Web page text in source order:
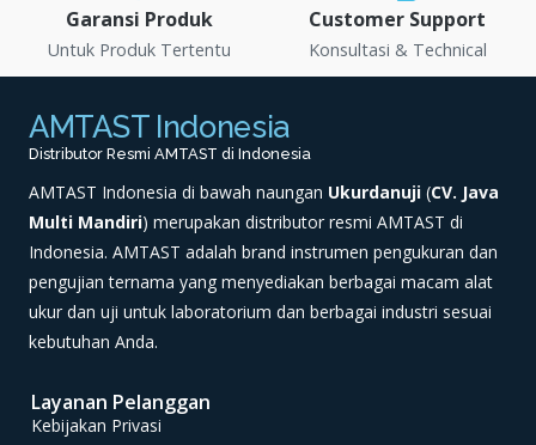
Garansi Produk
Untuk Produk Tertentu
Customer Support
Konsultasi & Technical
AMTAST Indonesia
Distributor Resmi AMTAST di Indonesia
AMTAST Indonesia di bawah naungan Ukurdanuji (CV. Java
Multi Mandiri) merupakan distributor resmi AMTAST di
Indonesia. AMTAST adalah brand instrumen pengukuran dan
pengujian ternama yang menyediakan berbagai macam alat
ukur dan uji untuk laboratorium dan berbagai industri sesuai
kebutuhan Anda.
Layanan Pelanggan
Kebijakan Privasi